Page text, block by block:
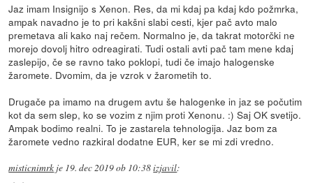
Jaz imam Insignijo s Xenon. Res, da mi kdaj pa kdaj kdo požmrka,
ampak navadno je to pri kakšni slabi cesti, kjer pač avto malo
premetava ali kako naj rečem. Normalno je, da takrat motorčki ne
morejo dovolj hitro odreagirati. Tudi ostali avti pač tam mene kdaj
zaslepijo, če se ravno tako poklopi, tudi če imajo halogenske
žaromete. Dvomim, da je vzrok v žarometih to.
Drugače pa imamo na drugem avtu še halogenke in jaz se počutim
kot da sem slep, ko se vozim z njim proti Xenonu. :) Saj OK svetijo.
Ampak bodimo realni. To je zastarela tehnologija. Jaz bom za
žaromete vedno razkiral dodatne EUR, ker se mi zdi vredno.
misticnimrk je 19. dec 2019 ob 10:38izjavil: